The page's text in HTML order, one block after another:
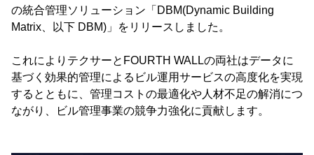
の統合管理ソリューション「DBM(Dynamic Building
Matrix、以下 DBM)」をリリースしました。
これによりテクサーとFOURTH WALLの両社はデータに
基づく効果的管理によるビル運用サービスの高度化を実現
するとともに、管理コストの最適化や人材不足の解消につ
ながり、ビル管理事業の競争力強化に貢献します。